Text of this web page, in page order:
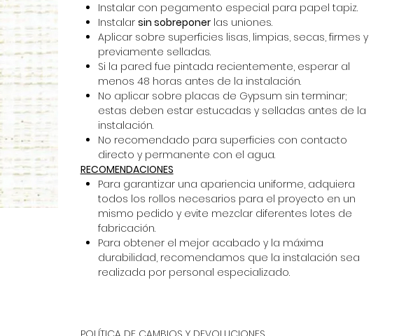
Instalar con pegamento especial para papel tapiz.
Instalar sin sobreponerlas uniones.
Aplicar sobre superficies lisas, limpias, secas, firmes y
previamente selladas.
Si la pared fue pintada recientemente, esperar al
menos 48 horas antes de la instalación.
No aplicar sobre placas de Gypsum sin terminar;
estas deben estar estucadas y selladas antes de la
instalación.
No recomendado para superficies con contacto
directo y permanente con el agua.
RECOMENDACIONES
Para garantizar una apariencia uniforme, adquiera
todos los rollos necesarios para el proyecto en un
mismo pedido y evite mezclar diferentes lotes de
fabricación.
Para obtener el mejor acabado y la máxima
durabilidad, recomendamos que la instalación sea
realizada por personal especializado.